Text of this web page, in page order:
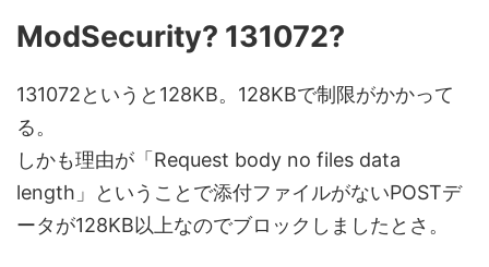
ModSecurity? 131072?
131072というと128KB。128KBで制限がかかって
る。
しかも理由が「Request body no files data
length」ということで添付ファイルがないPOSTデ
ータが128KB以上なのでブロックしましたとさ。